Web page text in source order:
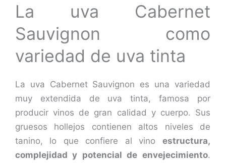
La uva Cabernet
Sauvignon como
variedad de uva tinta
La uva Cabernet Sauvignon es una variedad
muy extendida de uva tinta, famosa por
producir vinos de gran calidad y cuerpo. Sus
gruesos hollejos contienen altos niveles de
tanino, lo que confiere al vino estructura,
complejidad y potencial de envejecimiento.